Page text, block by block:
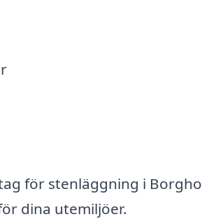
för stenläggning i
dina utemiljöer.